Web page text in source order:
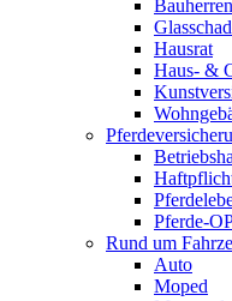
Hausrat
Haus- &
Pferde-
Rund um
Auto
Moped